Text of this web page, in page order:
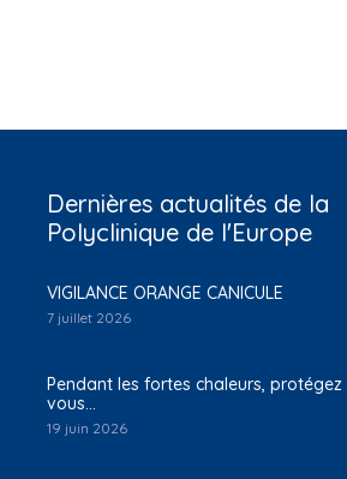
Dernières actualités de la
Polyclinique de l'Europe
VIGILANCE ORANGE CANICULE
7 juillet 2026
Pendant les fortes chaleurs, protégez
vous…
19 juin 2026